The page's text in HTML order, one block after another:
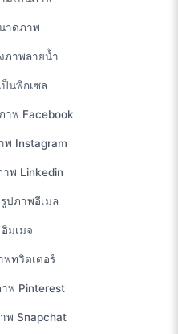
าดภาพ
ภาพลายน้ำ
นพิกเซล
าพ Facebook
พ Instagram
พ Linkedin
ปภาพอีเมล
มเมจ
ทวิตเตอร์
พ Pinterest
พ Snapchat